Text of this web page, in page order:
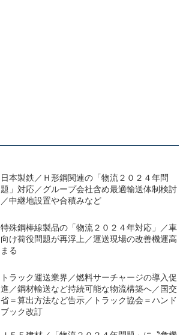
日本製鉄／Ｈ形鋼関連の「物流２０２４年問
題」対応／グループ会社含め最適輸送体制検討
／中継地設置や合積みなど
特殊鋼棒線製品の「物流２０２４年対応」／車
向け荷役問題が再浮上／運送現場の改善機運高
まる
トラック運送業界／燃料サーチャージの導入促
進／鋼材輸送など持続可能な物流構築へ／国交
省＝算出方法など告示／トラック協会＝ハンド
ブック改訂